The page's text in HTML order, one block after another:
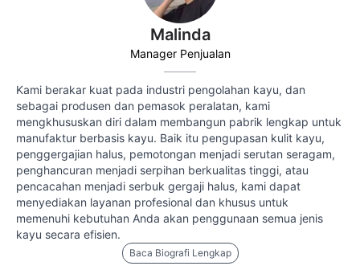
Malinda
Manager Penjualan
Kami berakar kuat pada industri pengolahan kayu, dan
sebagai produsen dan pemasok peralatan, kami
mengkhususkan diri dalam membangun pabrik lengkap untuk
manufaktur berbasis kayu. Baik itu pengupasan kulit kayu,
penggergajian halus, pemotongan menjadi serutan seragam,
penghancuran menjadi serpihan berkualitas tinggi, atau
pencacahan menjadi serbuk gergaji halus, kami dapat
menyediakan layanan profesional dan khusus untuk
memenuhi kebutuhan Anda akan penggunaan semua jenis
kayu secara efisien.
Baca Biografi Lengkap